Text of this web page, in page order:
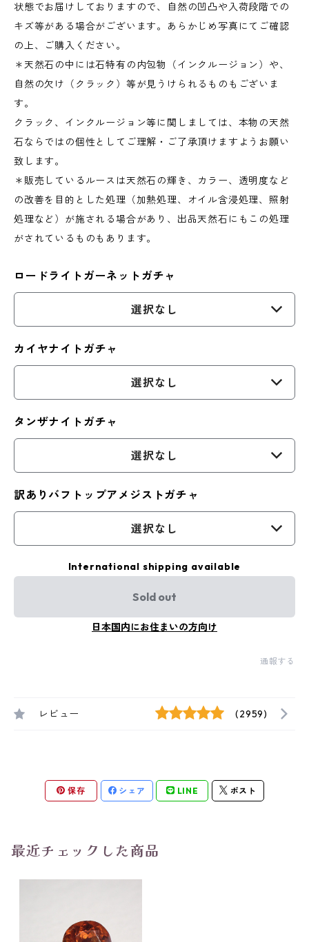
状態でお届けしておりますので、自然の凹凸や入荷段階での
キズ等がある場合がございます。あらかじめ写真にてご確認
の上、ご購入ください。
＊天然石の中には石特有の内包物（インクルージョン）や、
自然の欠け（クラック）等が見うけられるものもございま
す。
クラック、インクルージョン等に関しましては、本物の天然
石ならではの個性としてご理解・ご了承頂けますようお願い
致します。
＊販売しているルースは天然石の輝き、カラー、透明度など
の改善を目的とした処理（加熱処理、オイル含浸処理、照射
処理など）が施される場合があり、出品天然石にもこの処理
がされているものもあります。
ロードライトガーネットガチャ
選択なし
カイヤナイトガチャ
選択なし
タンザナイトガチャ
選択なし
訳ありバフトップアメジストガチャ
選択なし
International shipping available
Sold out
日本国内にお住まいの方向け
通報する
レビュー (2959)
保存 シェア LINE ポスト
最近チェックした商品